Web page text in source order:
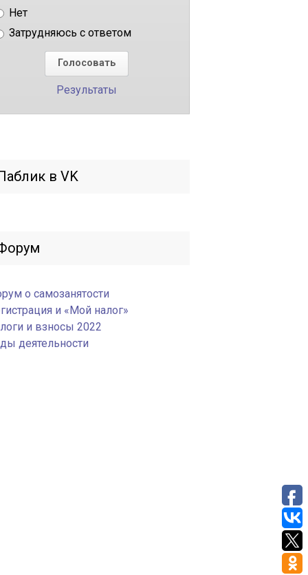
Нет
Затрудняюсь с ответом
Результаты
в VK
о самозанятости
и «Мой налог»
и взносы 2022
деятельности